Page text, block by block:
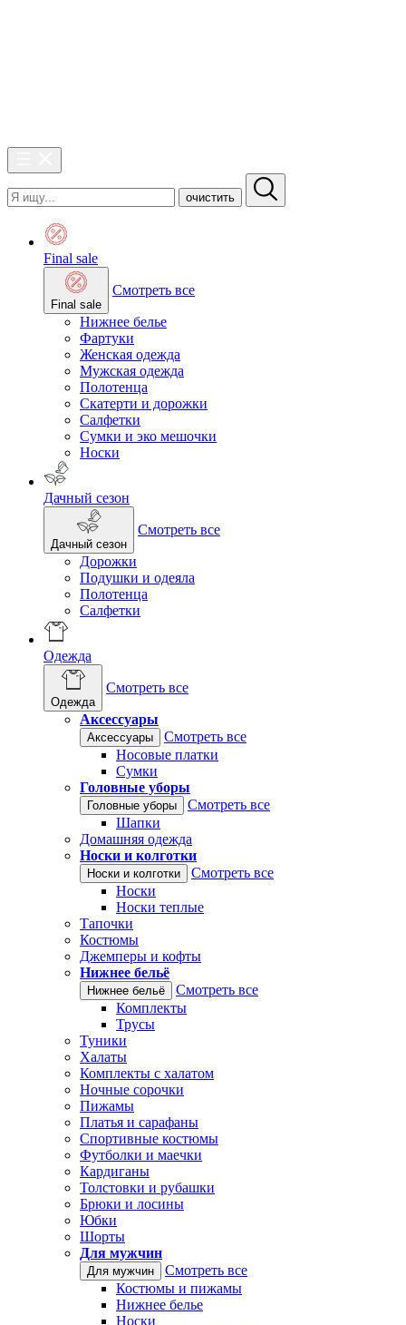
очистить
Final sale
Final sale
Смотреть все
Нижнее белье
Фартуки
Женская одежда
Мужская одежда
Полотенца
Скатерти и дорожки
Салфетки
Сумки и эко мешочки
Носки
Дачный сезон
Дачный сезон
Смотреть все
Дорожки
Подушки и одеяла
Полотенца
Салфетки
Одежда
Одежда
Смотреть все
Аксессуары
Аксессуары
Смотреть все
Носовые платки
Сумки
Головные уборы
Головные уборы
Смотреть все
Шапки
Домашняя одежда
Носки и колготки
Носки и колготки
Смотреть все
Носки
Носки теплые
Тапочки
Костюмы
Джемперы и кофты
Нижнее бельё
Нижнее бельё
Смотреть все
Комплекты
Трусы
Туники
Халаты
Комплекты с халатом
Ночные сорочки
Пижамы
Платья и сарафаны
Спортивные костюмы
Футболки и маечки
Кардиганы
Толстовки и рубашки
Брюки и лосины
Юбки
Шорты
Для мужчин
Для мужчин
Смотреть все
Костюмы и пижамы
Нижнее белье
Носки